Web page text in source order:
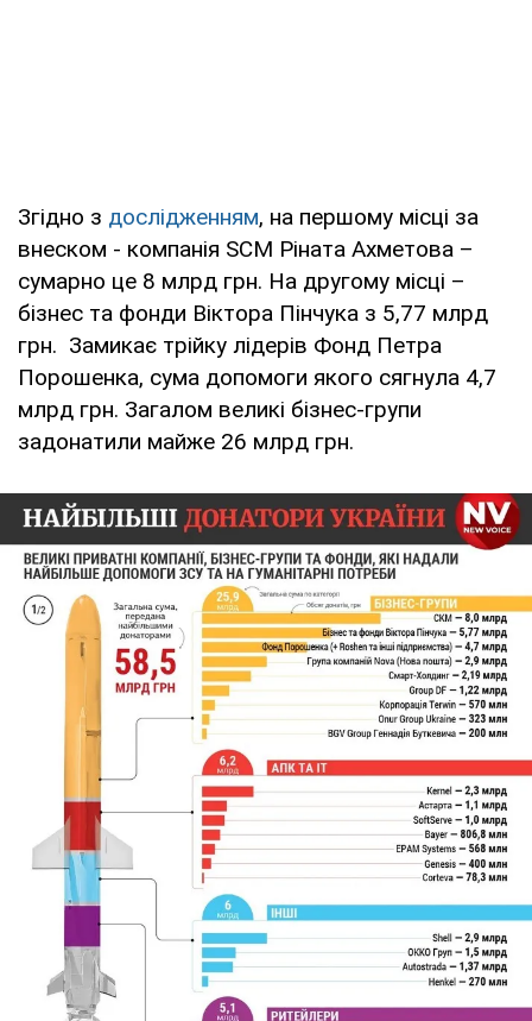
Згідно з дослідженням, на першому місці за
внеском - компанія SCM Ріната Ахметова –
сумарно це 8 млрд грн. На другому місці –
бізнес та фонди Віктора Пінчука з 5,77 млрд
грн. Замикає трійку лідерів Фонд Петра
Порошенка, сума допомоги якого сягнула 4,7
млрд грн. Загалом великі бізнес-групи
задонатили майже 26 млрд грн.